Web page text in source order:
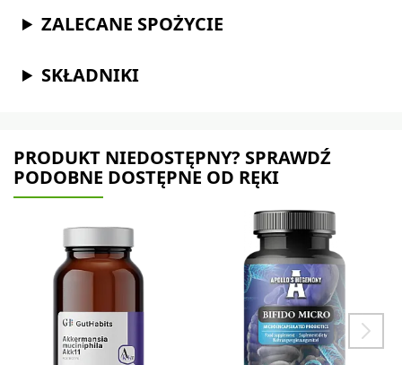
ZALECANE SPOŻYCIE
SKŁADNIKI
PRODUKT NIEDOSTĘPNY? SPRAWDŹ
PODOBNE DOSTĘPNE OD RĘKI